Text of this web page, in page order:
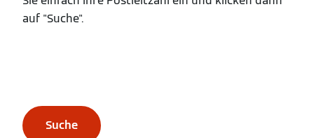
auf "Suche".
Suche